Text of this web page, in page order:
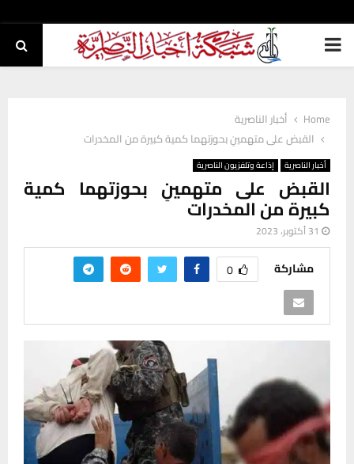
PRIMARY
Home
أخبار الناصرية
القبض على متهمينِ بحوزتهما كمية كبيرة من المخدرات
أخبار الناصرية إذاعة وتلفزيون الناصرية
القبض على متهمينِ بحوزتهما كمية
كبيرة من المخدرات
31 أكتوبر، 2023
مشاركة 0